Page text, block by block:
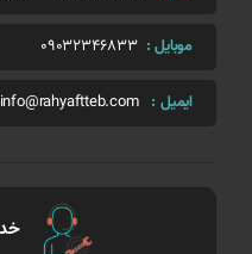
موبایل : 09032346833
ایمیل : info@rahyaftteb.com